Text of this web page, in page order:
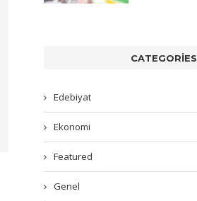
CATEGORIES
Edebiyat
Ekonomi
Featured
Genel